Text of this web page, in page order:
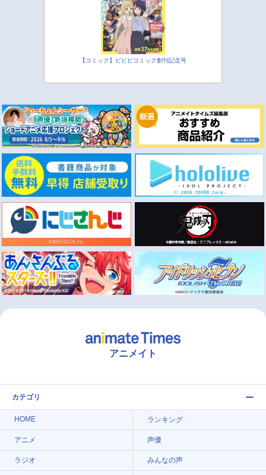
【コミック】ビビビコミック創刊記念号
アニメイト
カテゴリ
HOME ランキング
アニメ 声優
ラジオ みんなの声